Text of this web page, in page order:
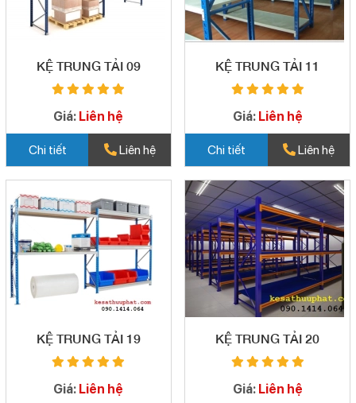
KỆ TRUNG TẢI 09
Giá: Liên hệ
Chi tiết Liên hệ
KỆ TRUNG TẢI 11
Giá: Liên hệ
Chi tiết Liên hệ
KỆ TRUNG TẢI 19
Giá: Liên hệ
KỆ TRUNG TẢI 20
Giá: Liên hệ